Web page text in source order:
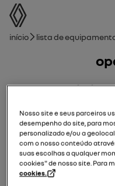
manual do usuário
Trilha de
Início Lista de
07/09/2021
Manual
Nosso site e seus parceiros
desempenho do site, para
personalizado e/ou a
com o nosso conteúdo
suas escolhas a qualquer
cookies" de nosso site. Para
cookies.